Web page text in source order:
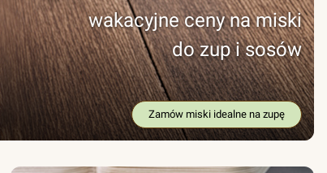
wakacyjne ceny na miski
do zup i sosów
Zamów miski idealne na zupę